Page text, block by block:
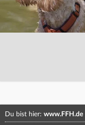
Du bist hier: www.FFH.de